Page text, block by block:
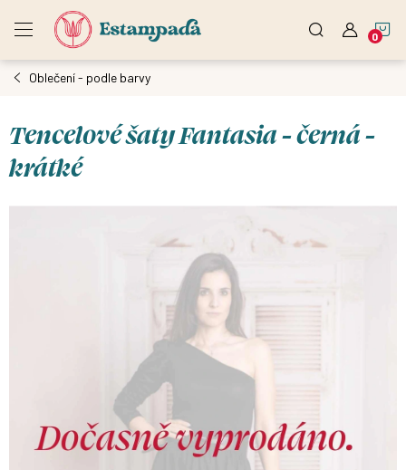
Oblečení - podle barvy
Tencelové šaty Fantasia - černá -
krátké